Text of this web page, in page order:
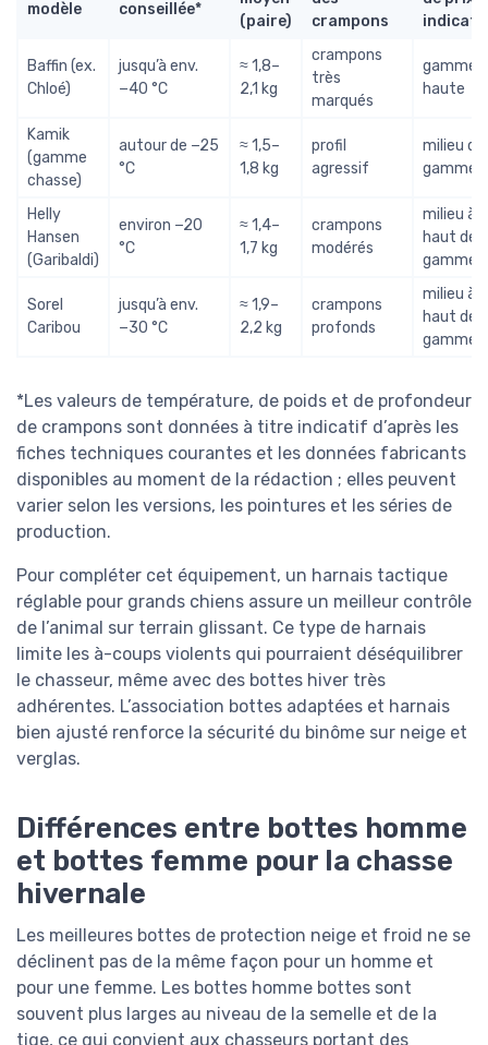
modèle
conseillée*
(paire)
crampons
Baffin (ex.
Chloé)
jusqu’à env.
−40 °C
≈ 1,8–
2,1 kg
crampons
très
marqués
gamme
haute
Kamik
(gamme
chasse)
autour de −25
°C
≈ 1,5–
1,8 kg
profil
agressif
milieu de
gamme
Helly
Hansen
(Garibaldi)
environ −20
°C
≈ 1,4–
1,7 kg
crampons
modérés
milieu à
haut de
gamme
Sorel
Caribou
jusqu’à env.
−30 °C
≈ 1,9–
2,2 kg
crampons
profonds
milieu à
haut de
gamme
*Les valeurs de température, de poids et de profondeur
de crampons sont données à titre indicatif d’après les
fiches techniques courantes et les données fabricants
disponibles au moment de la rédaction ; elles peuvent
varier selon les versions, les pointures et les séries de
production.
Pour compléter cet équipement, un harnais tactique
réglable pour grands chiens assure un meilleur contrôle
de l’animal sur terrain glissant. Ce type de harnais
limite les à-coups violents qui pourraient déséquilibrer
le chasseur, même avec des bottes hiver très
adhérentes. L’association bottes adaptées et harnais
bien ajusté renforce la sécurité du binôme sur neige et
verglas.
Différences entre bottes homme
et bottes femme pour la chasse
hivernale
Les meilleures bottes de protection neige et froid ne se
déclinent pas de la même façon pour un homme et
pour une femme. Les bottes homme bottes sont
souvent plus larges au niveau de la semelle et de la
tige, ce qui convient aux chasseurs portant des